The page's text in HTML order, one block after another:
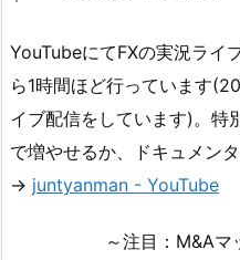
YouTubeにてFXの実況ライ
ら1時間ほど行っています
イブ配信をしています)。特
で増やせるか、ドキュメン
→ juntyanman - YouTube
～注目：M&Aマ